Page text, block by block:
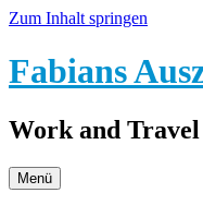
Zum Inhalt springen
Fabians
Work and Travel
Menü